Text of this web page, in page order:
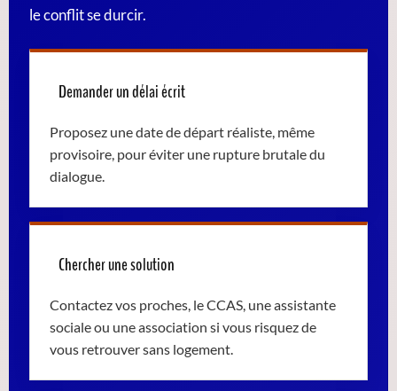
le conflit se durcir.
Demander un délai écrit
Proposez une date de départ réaliste, même
provisoire, pour éviter une rupture brutale du
dialogue.
Chercher une solution
Contactez vos proches, le CCAS, une assistante
sociale ou une association si vous risquez de
vous retrouver sans logement.